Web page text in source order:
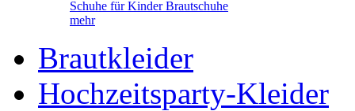
Schuhe für Kinder Brautschuhe
mehr
Brautkleider
Hochzeitsparty-Kleider